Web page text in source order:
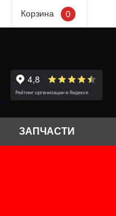
Корзина 0
ЗАПЧАСТИ